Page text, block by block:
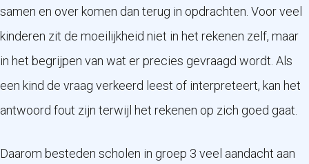
samen en over komen dan terug in opdrachten. Voor veel
kinderen zit de moeilijkheid niet in het rekenen zelf, maar
in het begrijpen van wat er precies gevraagd wordt. Als
een kind de vraag verkeerd leest of interpreteert, kan het
antwoord fout zijn terwijl het rekenen op zich goed gaat.
Daarom besteden scholen in groep 3 veel aandacht aan